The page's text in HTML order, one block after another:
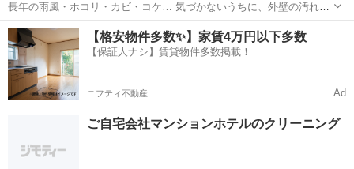
長年の雨風・ホコリ・カビ・コケ… 気づかないうちに、外壁の汚れが
住まいの印象を暗くしていませんか？ プロの高圧洗浄で、外壁をピカ
ピカにリフレッシュ！ ・専用の高圧洗浄機で、頑固な汚れも根こそぎ
除去！ ・外壁だけでなく、玄関...
愛媛 松山市 その他 外壁
【格安物件多数✨】家賃4万円以下多数
【保証人ナシ】賃貸物件多数掲載！
ニフティ不動産 Ad
ご自宅会社マンションホテルのクリーニング